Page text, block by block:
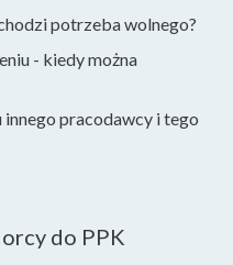
potrzeba wolnego?
- kiedy można
innego pracodawcy i tego
do PPK